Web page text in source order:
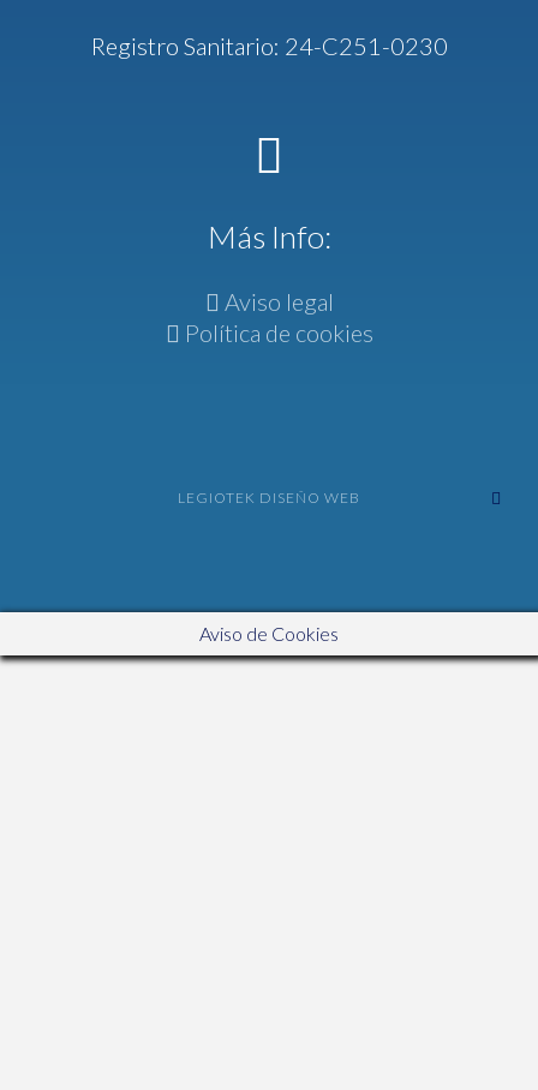
Registro Sanitario: 24-C251-0230
Más Info:
Aviso legal
Política de cookies
LEGIOTEK DISEÑO WEB
Aviso de Cookies